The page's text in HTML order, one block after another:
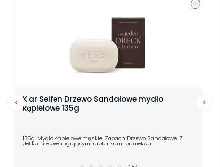
Klar Seifen Drzewo Sandałowe mydło
kąpielowe 135g
135g. Mydło kąpielowe męskie. Zapach Drzewo Sandałowe. Z
delikatnie peelingującymi drobinkami pumeksu.